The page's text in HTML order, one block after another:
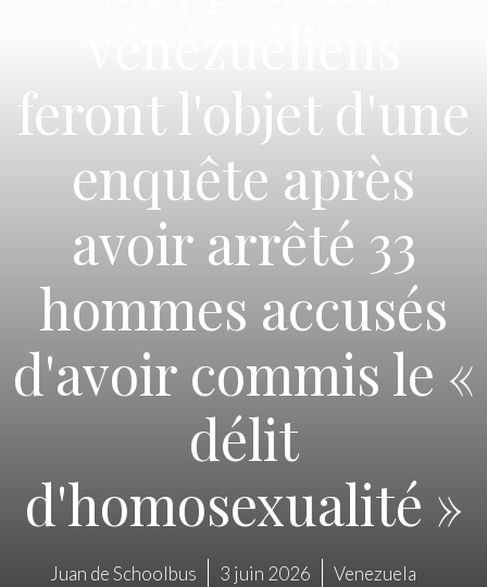
feront l'objet d'une
enquête après
avoir arrêté 33
hommes accusés
d'avoir commis le «
délit
d'homosexualité »
Juan de Schoolbus 3 juin 2026 Venezuela